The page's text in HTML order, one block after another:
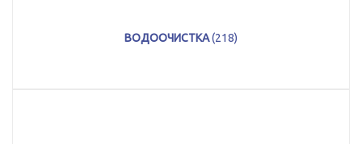
ВОДООЧИСТКА(218)